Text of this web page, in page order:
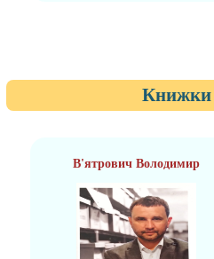
Книжки
В'ятрович Володимир